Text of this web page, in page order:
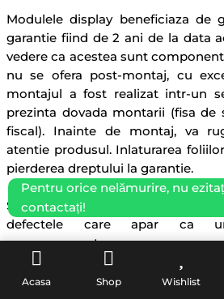
Modulele display beneficiaza de
garantie fiind de 2 ani de la data
vedere ca acestea sunt
nu se ofera post-montaj, cu
montajul a fost realizat intr-un
prezinta dovada montarii (fisa de
fiscal). Inainte de montaj, va
atentie produsul. Inlaturarea
pierderea dreptului la garantie.
Societatea noastra nu isi
defectele care apar ca
necorespunzatoare sau a
asemenea, garantia nu acopera
defecte fizice, cum ar fi
Acasa Shop Wishlist
Pentru orice nelămurire, nu
contactați!